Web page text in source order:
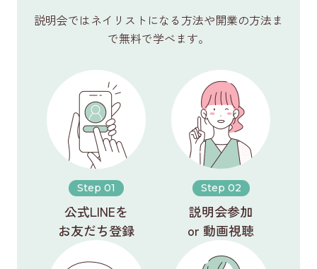
説明会ではネイリストになる方法や開業の方法ま
で無料で学べます。
Step 01
公式LINEを
お友だち登録
Step 02
説明会参加
or 動画視聴